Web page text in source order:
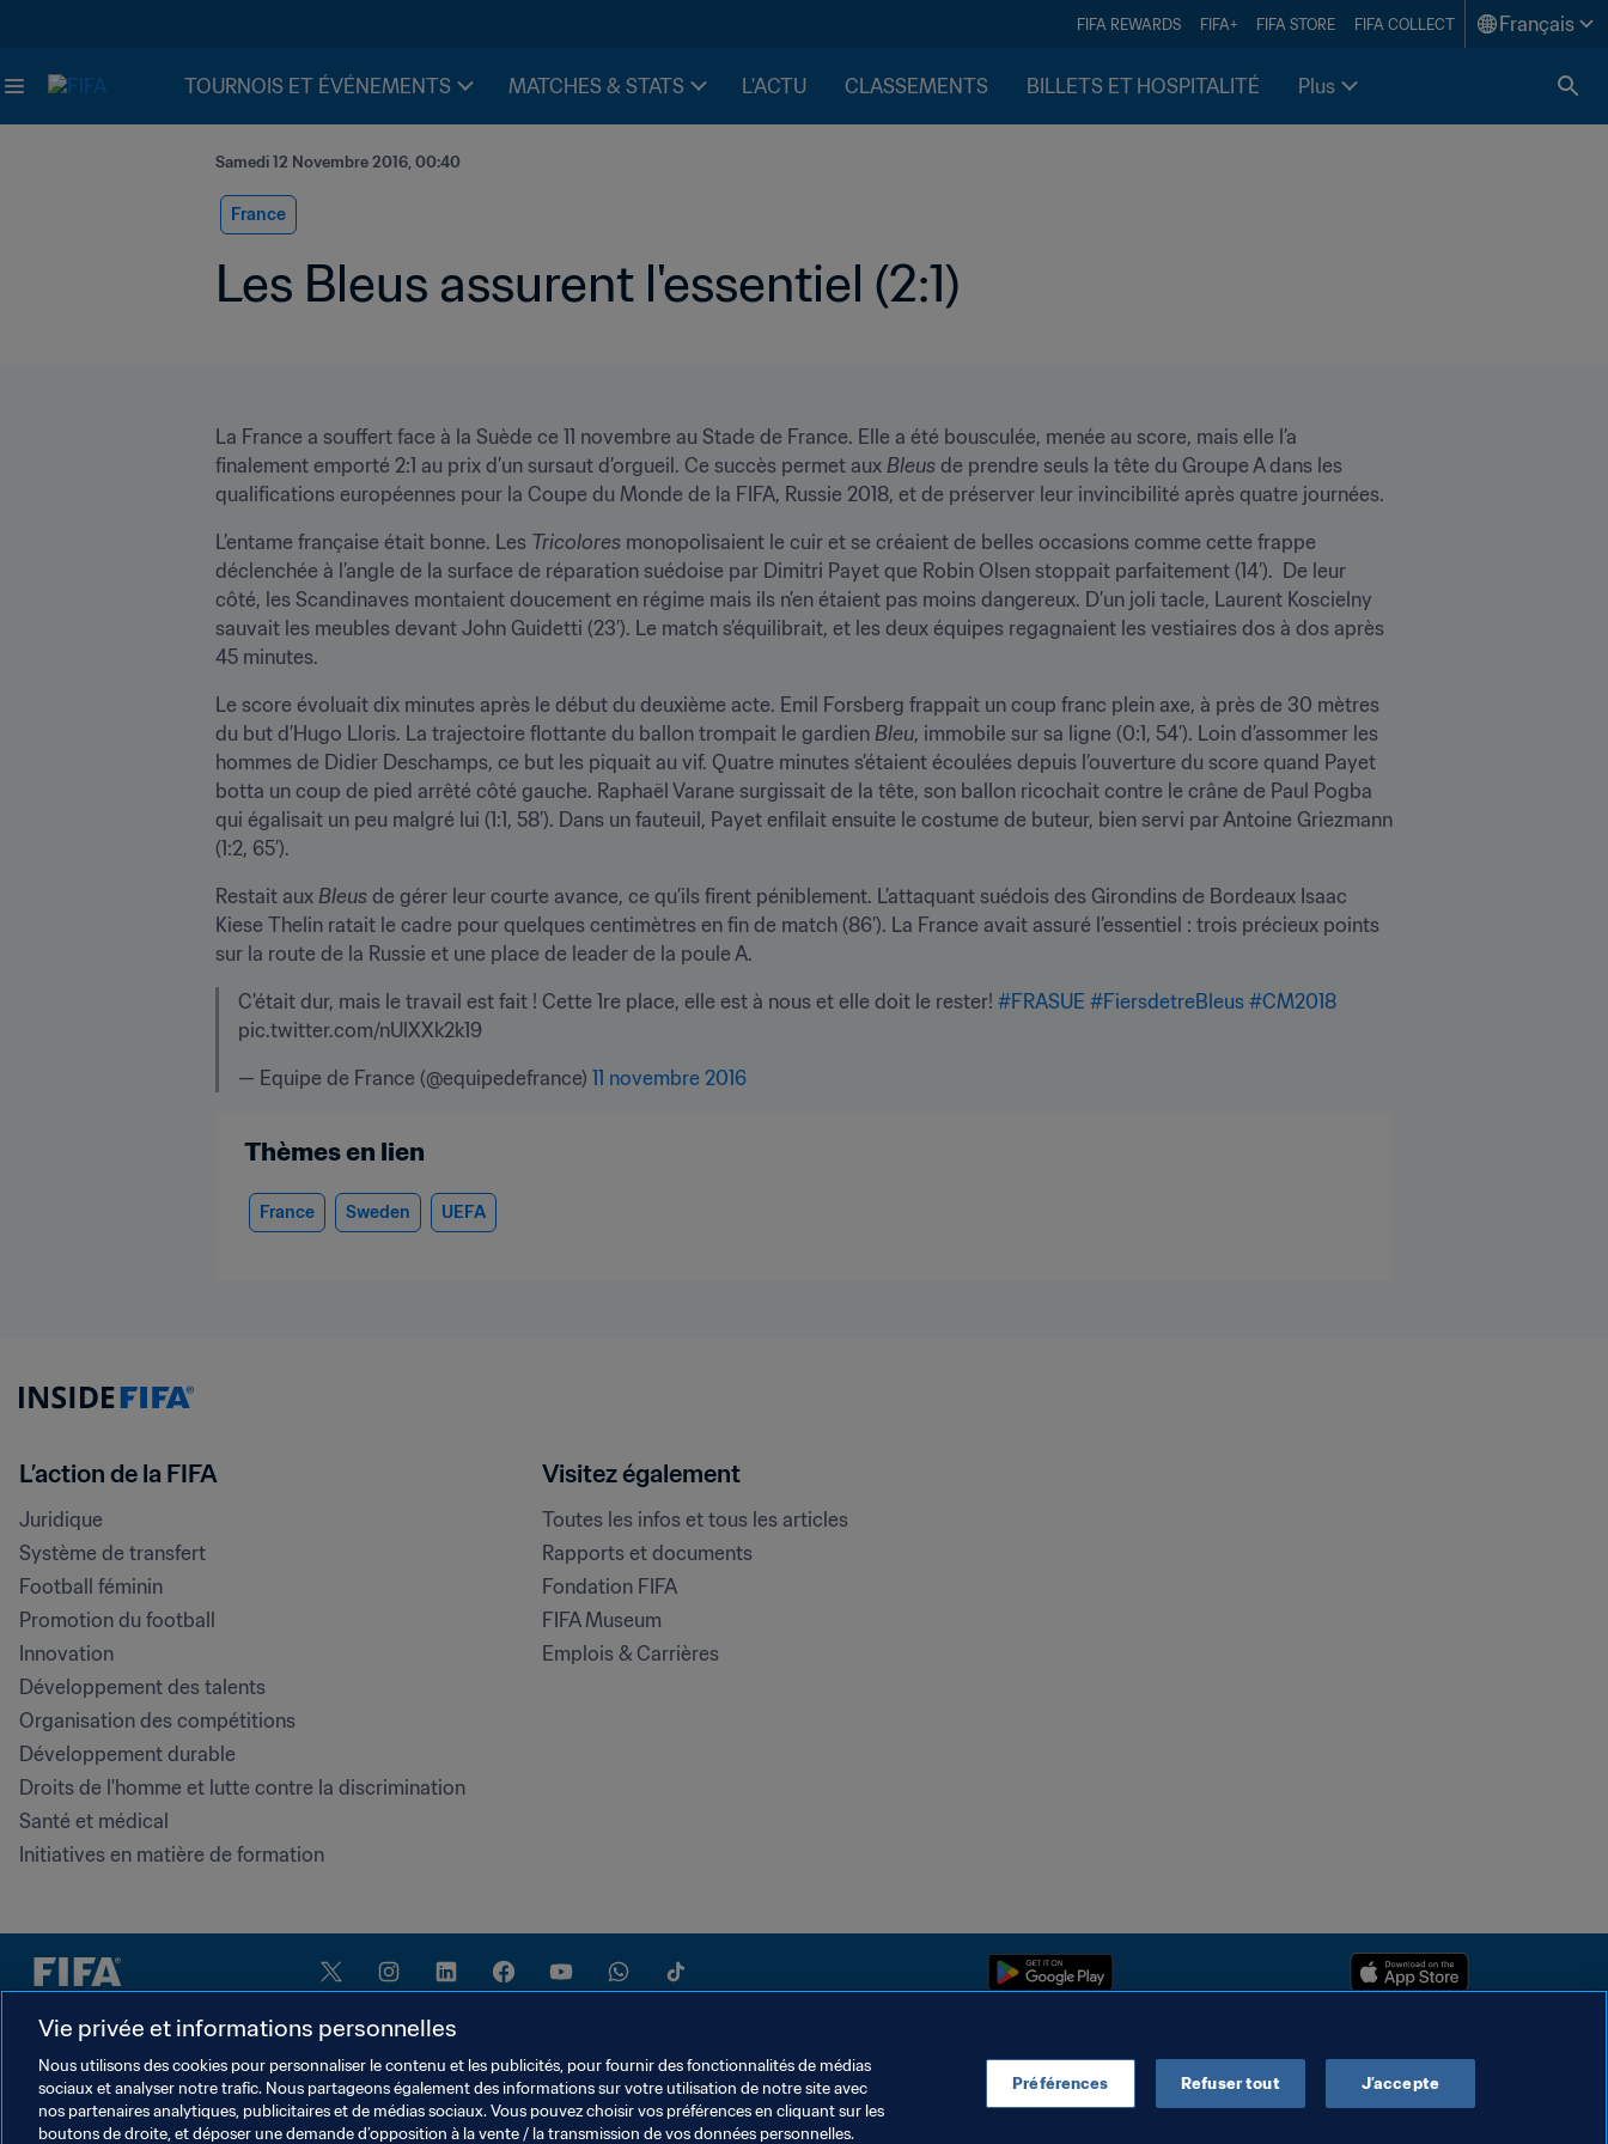
FIFA REWARDS FIFA+ FIFA STORE FIFA COLLECT Français
TOURNOIS ET ÉVÉNEMENTS MATCHES & STATS L'ACTU CLASSEMENTS BILLETS ET HOSPITALITÉ Plus
Samedi 12 Novembre 2016, 00:40
France
Les Bleus assurent l'essentiel (2:1)
La France a souffert face à la Suède ce 11 novembre au Stade de France. Elle a été bousculée, menée au score, mais elle l’a
finalement emporté 2:1 au prix d’un sursaut d’orgueil. Ce succès permet aux Bleus de prendre seuls la tête du Groupe A dans les
qualifications européennes pour la Coupe du Monde de la FIFA, Russie 2018, et de préserver leur invincibilité après quatre journées.
L’entame française était bonne. Les Tricolores monopolisaient le cuir et se créaient de belles occasions comme cette frappe
déclenchée à l’angle de la surface de réparation suédoise par Dimitri Payet que Robin Olsen stoppait parfaitement (14’).  De leur
côté, les Scandinaves montaient doucement en régime mais ils n’en étaient pas moins dangereux. D’un joli tacle, Laurent Koscielny
sauvait les meubles devant John Guidetti (23’). Le match s’équilibrait, et les deux équipes regagnaient les vestiaires dos à dos après
45 minutes.
Le score évoluait dix minutes après le début du deuxième acte. Emil Forsberg frappait un coup franc plein axe, à près de 30 mètres
du but d’Hugo Lloris. La trajectoire flottante du ballon trompait le gardien Bleu, immobile sur sa ligne (0:1, 54’). Loin d’assommer les
hommes de Didier Deschamps, ce but les piquait au vif. Quatre minutes s’étaient écoulées depuis l’ouverture du score quand Payet
botta un coup de pied arrêté côté gauche. Raphaël Varane surgissait de la tête, son ballon ricochait contre le crâne de Paul Pogba
qui égalisait un peu malgré lui (1:1, 58’). Dans un fauteuil, Payet enfilait ensuite le costume de buteur, bien servi par Antoine Griezmann
(1:2, 65’).
Restait aux Bleus de gérer leur courte avance, ce qu’ils firent péniblement. L’attaquant suédois des Girondins de Bordeaux Isaac
Kiese Thelin ratait le cadre pour quelques centimètres en fin de match (86’). La France avait assuré l’essentiel : trois précieux points
sur la route de la Russie et une place de leader de la poule A.
C'était dur, mais le travail est fait ! Cette 1re place, elle est à nous et elle doit le rester! #FRASUE #FiersdetreBleus #CM2018
pic.twitter.com/nUlXXk2k19
— Equipe de France (@equipedefrance) 11 novembre 2016
Thèmes en lien
France Sweden UEFA
L’action de la FIFA
Juridique
Système de transfert
Football féminin
Promotion du football
Innovation
Développement des talents
Organisation des compétitions
Développement durable
Droits de l'homme et lutte contre la discrimination
Santé et médical
Initiatives en matière de formation
Visitez également
Toutes les infos et tous les articles
Rapports et documents
Fondation FIFA
FIFA Museum
Emplois & Carrières
CONDITIONS D'UTILISATIONPORTAIL DE LA FIFA SUR LA PROTECTION DES DONNÉESTÉLÉCHARGEMENTS PARAMÈTRAGE DES COOKIES Droits d'auteur © 1994 - 2025 FIFA. Tous les droits sont réservés.
Vie privée et informations personnelles
Nous utilisons des cookies pour personnaliser le contenu et les publicités, pour fournir des fonctionnalités de médias
sociaux et analyser notre trafic. Nous partageons également des informations sur votre utilisation de notre site avec
nos partenaires analytiques, publicitaires et de médias sociaux. Vous pouvez choisir vos préférences en cliquant sur les
boutons de droite, et déposer une demande d’opposition à la vente / la transmission de vos données personnelles.
Préférences Refuser tout J’accepte